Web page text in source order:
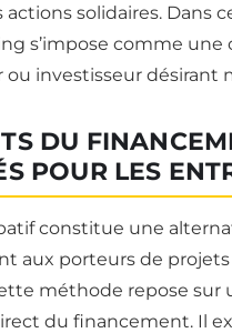
solidaires. Dans
s’impose comme une
investisseur désirant
DU
POUR LES
constitue une
aux porteurs de
méthode repose sur
du financement. Il